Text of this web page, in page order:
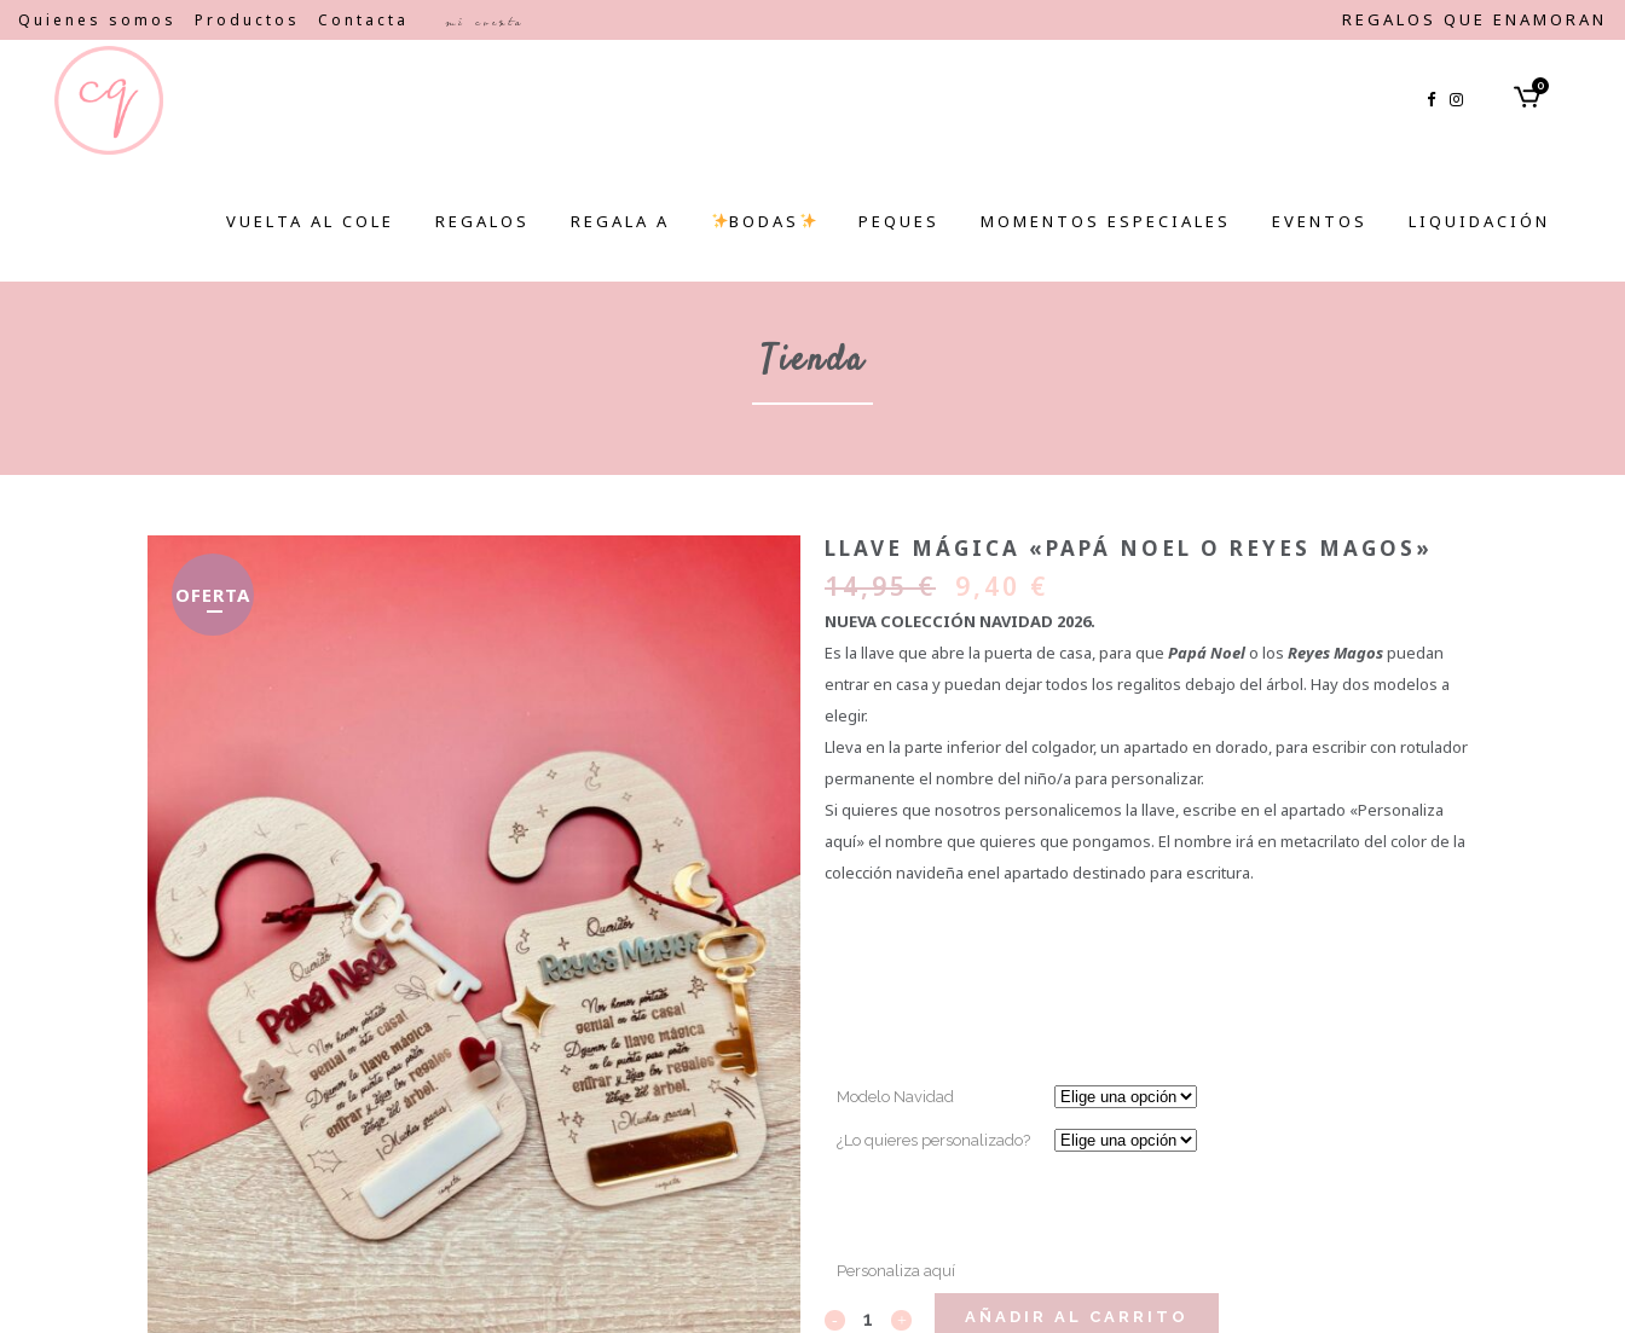
Quienes somos Productos Contacta Mi cuenta REGALOS QUE ENAMORAN
0
VUELTA AL COLE REGALOS REGALA A BODAS PEQUES MOMENTOS ESPECIALES EVENTOS LIQUIDACIÓN
Tienda
OFERTA
LLAVE MÁGICA «PAPÁ NOEL O REYES MAGOS»
14,95€ 9,40 €
NUEVA COLECCIÓN NAVIDAD 2026.
Es la llave que abre la puerta de casa, para que Papá Noelo los Reyes Magospuedan
entrar en casa y puedan dejar todos los regalitos debajo del árbol. Hay dos modelos a
elegir.
Lleva en la parte inferior del colgador, un apartado en dorado, para escribir con rotulador
permanente el nombre del niño/a para personalizar.
Si quieres que nosotros personalicemos la llave, escribe en el apartado «Personaliza
aquí» el nombre que quieres que pongamos. El nombre irá en metacrilato del color de la
colección navideña enel apartado destinado para escritura.
Modelo Navidad
¿Lo quieres personalizado?
Personaliza aquí
AÑADIR AL CARRITO